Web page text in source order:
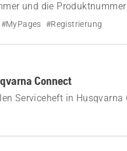
und die
Weise Teile oder
#MyPages #Registrierung
Connect
Serviceheft in Husqvarna